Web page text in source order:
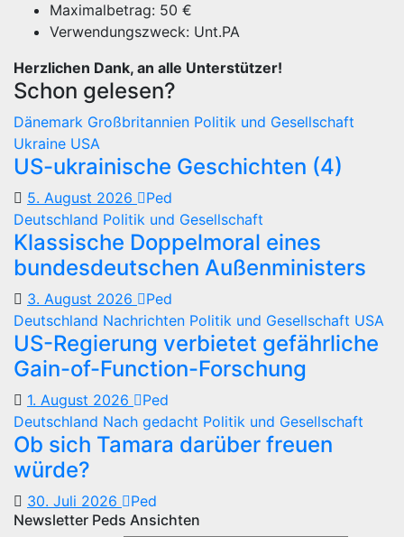
Maximalbetrag: 50 €
Verwendungszweck: Unt.PA
Herzlichen Dank, an alle Unterstützer!
Schon gelesen?
Dänemark Großbritannien Politik und Gesellschaft
Ukraine USA
US-ukrainische Geschichten (4)
5. August 2026
Ped
Deutschland Politik und Gesellschaft
Klassische Doppelmoral eines
bundesdeutschen Außenministers
3. August 2026
Ped
Deutschland Nachrichten Politik und Gesellschaft USA
US-Regierung verbietet gefährliche
Gain-of-Function-Forschung
1. August 2026
Ped
Deutschland Nach gedacht Politik und Gesellschaft
Ob sich Tamara darüber freuen
würde?
30. Juli 2026
Ped
Newsletter Peds Ansichten